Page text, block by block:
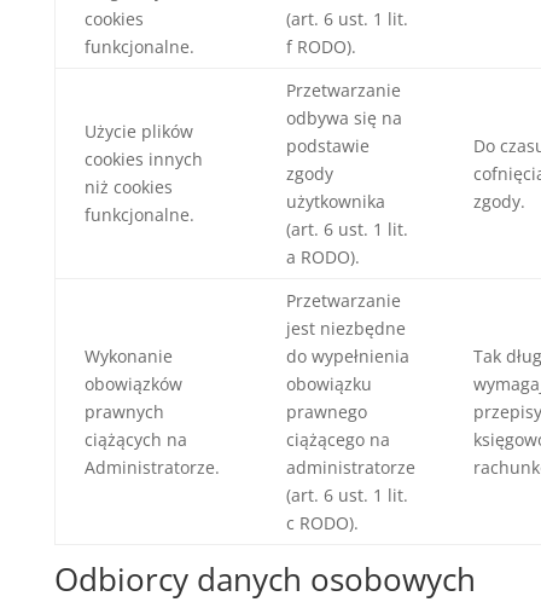
cookies
funkcjonalne.
(art. 6 ust. 1 lit.
f RODO).
Użycie plików
cookies innych
niż cookies
funkcjonalne.
Przetwarzanie
odbywa się na
podstawie
zgody
użytkownika
(art. 6 ust. 1 lit.
a RODO).
Do
zgody.
Wykonanie
obowiązków
prawnych
ciążących na
Administratorze.
Przetwarzanie
jest niezbędne
do wypełnienia
obowiązku
prawnego
ciążącego na
administratorze
(art. 6 ust. 1 lit.
c RODO).
Tak
przepisy
Odbiorcy danych osobowych